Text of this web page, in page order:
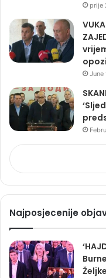
prije
June
Najposjecenije